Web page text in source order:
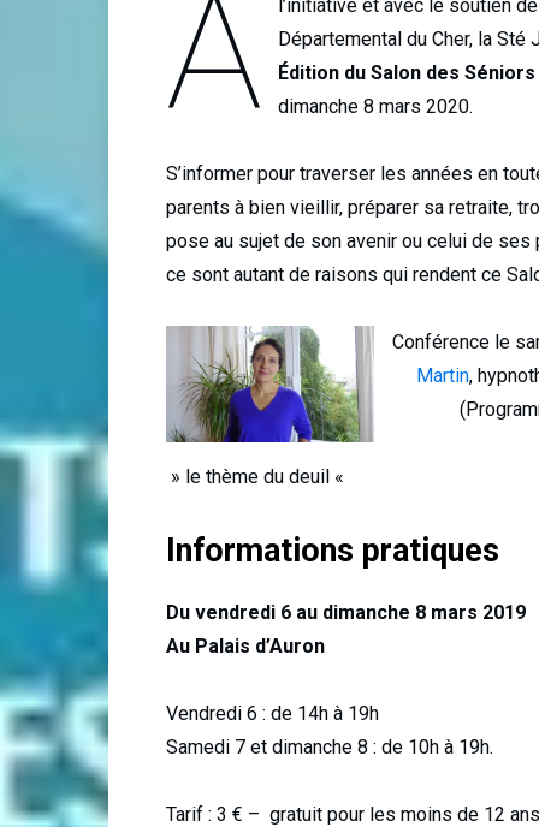
À
l’initiative et avec le soutien
Départemental du Cher, la
Édition du Salon des
dimanche 8 mars 2020.
S’informer pour traverser les années en
parents à bien vieillir, préparer sa retraite,
pose au sujet de son avenir ou celui de
ce sont autant de raisons qui rendent ce
Conférence le
Martin,
» le thème du deuil «
Informations pratiques
Du vendredi 6 au dimanche 8 mars 2019
Au Palais d’Auron
Vendredi 6 : de 14h à 19h
Samedi 7 et dimanche 8 : de 10h à 19h.
Tarif : 3 € – gratuit pour les moins de 12 ans